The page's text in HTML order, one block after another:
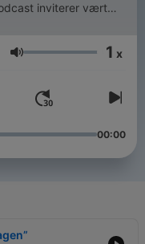
inviterer vært
danskere med ned ad
kan opstå på en
til at tage podcasten i
og TrygFondens
i gang med at gå på
Volume 1 x
00:00